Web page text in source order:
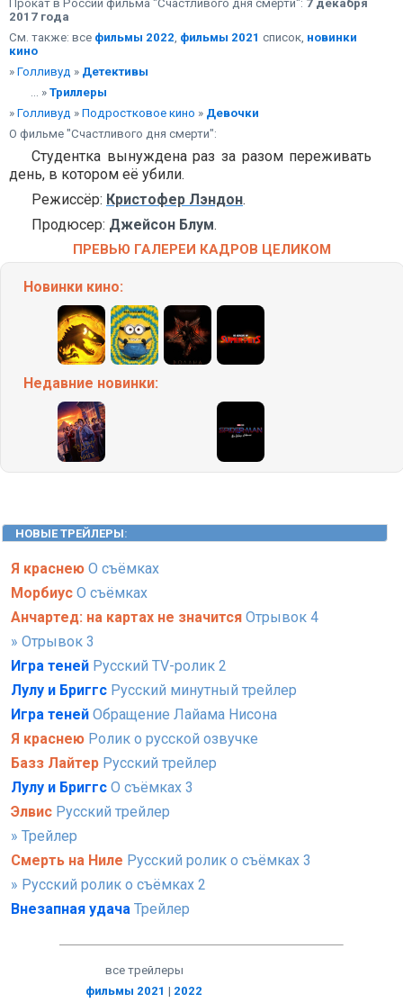
Прокат в России фильма "Счастливого дня смерти": 7 декабря
2017 года
См. также: все фильмы 2022, фильмы 2021 список, новинки
кино
» Голливуд » Детективы
... » Триллеры
» Голливуд » Подростковое кино » Девочки
О фильме "Счастливого дня смерти":
Студентка вынуждена раз за разом переживать
день, в котором её убили.
Режиссёр: Кристофер Лэндон.
Продюсер: Джейсон Блум.
ПРЕВЬЮ ГАЛЕРЕИ КАДРОВ ЦЕЛИКОМ
Новинки кино:
Недавние новинки:
НОВЫЕ ТРЕЙЛЕРЫ:
Я краснею О съёмках
Морбиус О съёмках
Анчартед: на картах не значится Отрывок 4
» Отрывок 3
Игра теней Русский TV-ролик 2
Лулу и Бриггс Русский минутный трейлер
Игра теней Обращение Лайама Нисона
Я краснею Ролик о русской озвучке
Базз Лайтер Русский трейлер
Лулу и Бриггс О съёмках 3
Элвис Русский трейлер
» Трейлер
Смерть на Ниле Русский ролик о съёмках 3
» Русский ролик о съёмках 2
Внезапная удача Трейлер
все трейлеры
фильмы 2021 | 2022